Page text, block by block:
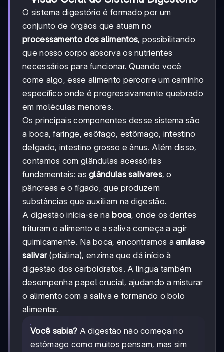
O sistema digestório é formado por um
conjunto de órgãos que atuam no
processamento dos alimentos, possibilitando
que nosso corpo absorva os nutrientes
necessários para funcionar. Quando você
come algo, esse alimento percorre um caminho
específico onde é progressivamente quebrado
em moléculas menores.
Os principais componentes desse sistema são
a boca, faringe, esôfago, estômago, intestino
delgado, intestino grosso e ânus. Além disso,
contamos com glândulas acessórias
fundamentais: asglândulas salivares, o
pâncreas e o fígado, que produzem
substâncias que auxiliam na digestão.
A digestão inicia-se na boca, onde os dentes
trituram o alimento e a saliva começa a agir
quimicamente. Na boca, encontramos aamilase
salivar(ptialina), enzima que dá início à
digestão dos carboidratos. A língua também
desempenha papel crucial, ajudando a misturar
o alimento com a saliva e formando o bolo
alimentar.
Você sabia? A digestão não começa no
estômago como muitos pensam, mas sim